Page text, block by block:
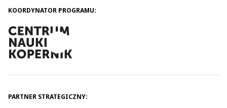
KOORDYNATOR PROGRAMU:
PARTNER STRATEGICZNY: